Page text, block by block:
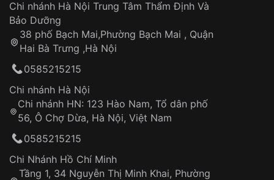
Áp dụng cho tất cả tỉnh thành trên toàn quốc
Thời gian tính từ khi xác nhận đơn hàng thành
công
Hotline: 0585 215 215
Từ khóa SEO:
Dây đeo
Sản phẩm đã bị:
Tự ý sửa chữa
thống VNLUX
Đảm bảo quyền lợi khách hàng
Đồng hành cùng khách hàng trong suốt quá
trình sử dụng
Chi nhánh Hà Nội Trung Tâm Thẩm Định Và
Bảo Dưỡng
38 phố Bạch Mai,Phường Bạch Mai , Quận
Hai Bà Trưng ,Hà Nội
0585215215
Chi nhánh Hà Nội
Chi nhánh HN: 123 Hào Nam, Tổ dân phố
56, Ô Chợ Dừa, Hà Nội, Việt Nam
0585215215
Chi Nhánh Hồ Chí Minh
Tầng 1, 34 Nguyễn Thị Minh Khai, Phường